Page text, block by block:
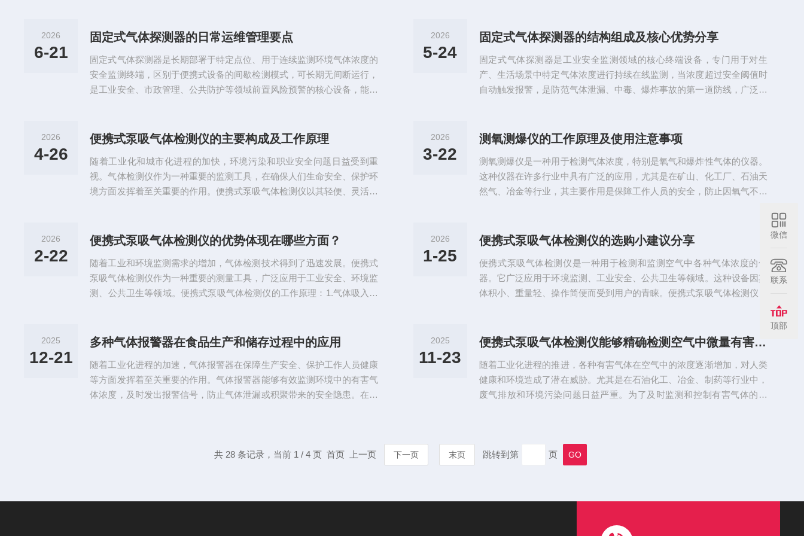
2026
6-21
固定式气体探测器的日常运维管理要点
固定式气体探测器是长期部署于特定点位、用于连续监测环境气体浓度的
安全监测终端，区别于便携式设备的间歇检测模式，可长期无间断运行，
是工业安全、市政管理、公共防护等领域前置风险预警的核心设备，能有
时采集所在点位的环境气体数据，覆盖便携式检测难以覆盖的突发泄漏场
值设置不同等级的预警响应，低...
2026
5-24
固定式气体探测器的结构组成及核心优势分享
固定式气体探测器是工业安全监测领域的核心终端设备，专门用于对生
产、生活场景中特定气体浓度进行持续在线监测，当浓度超过安全阈值时
自动触发报警，是防范气体泄漏、中毒、爆炸事故的第一道防线，广泛应
看，固定式气体探测器主要由传感模块、信号处理单元、报警交互模块、
监测目标气体的不同，通常采用催化燃...
2026
4-26
便携式泵吸气体检测仪的主要构成及工作原理
随着工业化和城市化进程的加快，环境污染和职业安全问题日益受到重
视。气体检测仪作为一种重要的监测工具，在确保人们生命安全、保护环
境方面发挥着至关重要的作用。便携式泵吸气体检测仪以其轻便、灵活和
气体检测仪的核心部件，负责检测特定气体的浓度。不同类型的传感器可
传感器类型包括电化学传感器、半导体...
2026
3-22
测氧测爆仪的工作原理及使用注意事项
测氧测爆仪是一种用于检测气体浓度，特别是氧气和爆炸性气体的仪器。
这种仪器在许多行业中具有广泛的应用，尤其是在矿山、化工厂、石油天
然气、冶金等行业，其主要作用是保障工作人员的安全，防止因氧气不足
通过气体与传感器内部化学物质的反应产生电流或电压信号，传感器通过
测量可燃气体的浓度。其工作原...
2026
2-22
便携式泵吸气体检测仪的优势体现在哪些方面？
随着工业和环境监测需求的增加，气体检测技术得到了迅速发展。便携式
泵吸气体检测仪作为一种重要的测量工具，广泛应用于工业安全、环境监
测、公共卫生等领域。便携式泵吸气体检测仪的工作原理：1.气体吸入：
燃烧传感器等）会对气体的成分进行实时分析，并测量其浓度。3.数据处
转换为易于理解的浓度值。4...
2026
1-25
便携式泵吸气体检测仪的选购小建议分享
便携式泵吸气体检测仪是一种用于检测和监测空气中各种气体浓度的仪
器。它广泛应用于环境监测、工业安全、公共卫生等领域。这种设备因其
体积小、重量轻、操作简便而受到用户的青睐。便携式泵吸气体检测仪的
（如电导率、红外吸收等）识别并测量气体的浓度。3.数据处理：通过内
显示与报警：检测结果通过液晶...
2025
12-21
多种气体报警器在食品生产和储存过程中的应用
随着工业化进程的加速，气体报警器在保障生产安全、保护工作人员健康
等方面发挥着至关重要的作用。气体报警器能够有效监测环境中的有害气
体浓度，及时发出报警信号，防止气体泄漏或积聚带来的安全隐患。在多
防止发生爆炸或中毒事故。石油炼制、气体储运、化肥厂等均需安装气体
2025
11-23
便携式泵吸气体检测仪能够精确检测空气中微量有害气体的浓度
随着工业化进程的推进，各种有害气体在空气中的浓度逐渐增加，对人类
健康和环境造成了潜在威胁。尤其是在石油化工、冶金、制药等行业中，
废气排放和环境污染问题日益严重。为了及时监测和控制有害气体的浓
选择性：具有较高的灵敏度，能够精确检测空气中微量有害气体的浓度。
共 28 条记录，当前 1 / 4 页 首页 上一页 下一页 末页 跳转到第 页
微信
联系
顶部